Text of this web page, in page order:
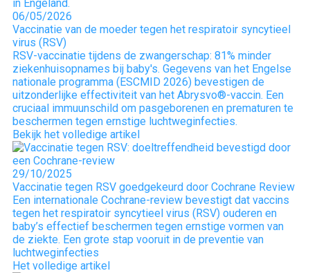
06/05/2026
Vaccinatie van de moeder tegen het respiratoir syncytieel
virus (RSV)
RSV-vaccinatie tijdens de zwangerschap: 81% minder
ziekenhuisopnames bij baby's. Gegevens van het Engelse
nationale programma (ESCMID 2026) bevestigen de
uitzonderlijke effectiviteit van het Abrysvo®-vaccin. Een
cruciaal immuunschild om pasgeborenen en prematuren te
beschermen tegen ernstige luchtweginfecties.
Bekijk het volledige artikel
29/10/2025
Vaccinatie tegen RSV goedgekeurd door Cochrane Review
Een internationale Cochrane-review bevestigt dat vaccins
tegen het respiratoir syncytieel virus (RSV) ouderen en
baby’s effectief beschermen tegen ernstige vormen van
de ziekte. Een grote stap vooruit in de preventie van
luchtweginfecties
Het volledige artikel